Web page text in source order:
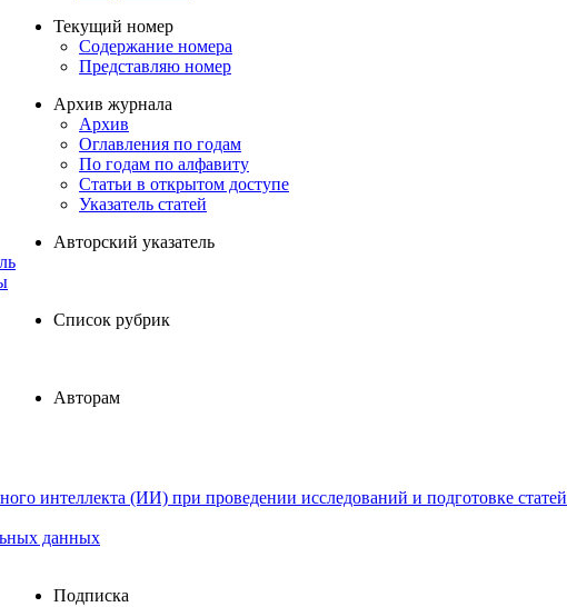
Текущий номер
Содержание номера
Представляю номер
Архив журнала
Архив
Оглавления по годам
По годам по алфавиту
Статьи в открытом доступе
Указатель статей
Авторский указатель
Список рубрик
Авторам
интеллекта (ИИ) при проведении исследований и подготовке статей
данных
Подписка